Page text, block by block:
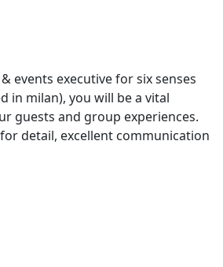
events executive for six senses
in milan), you will be a vital
guests and group experiences.
detail, excellent communication